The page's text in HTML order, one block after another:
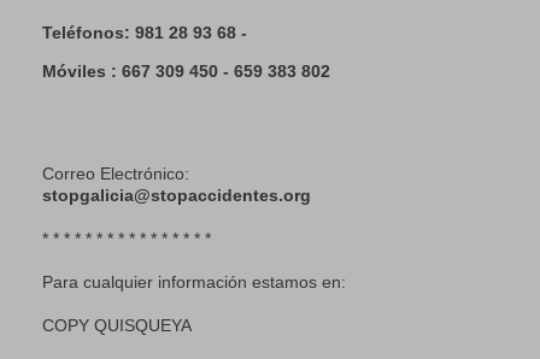
Teléfonos: 981 28 93 68 -
Móviles : 667 309 450 - 659 383 802
Correo Electrónico:
stopgalicia@stopaccidentes.org
* * * * * * * * * * * * * * * *
Para cualquier información estamos en:
COPY QUISQUEYA